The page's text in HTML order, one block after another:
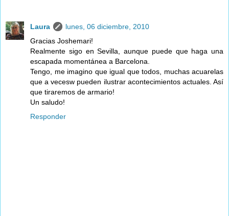
Laura
lunes, 06 diciembre, 2010
Gracias Joshemari!
Realmente sigo en Sevilla, aunque puede que haga una
escapada momentánea a Barcelona.
Tengo, me imagino que igual que todos, muchas acuarelas
que a vecesw pueden ilustrar acontecimientos actuales. Así
que tiraremos de armario!
Un saludo!
Responder